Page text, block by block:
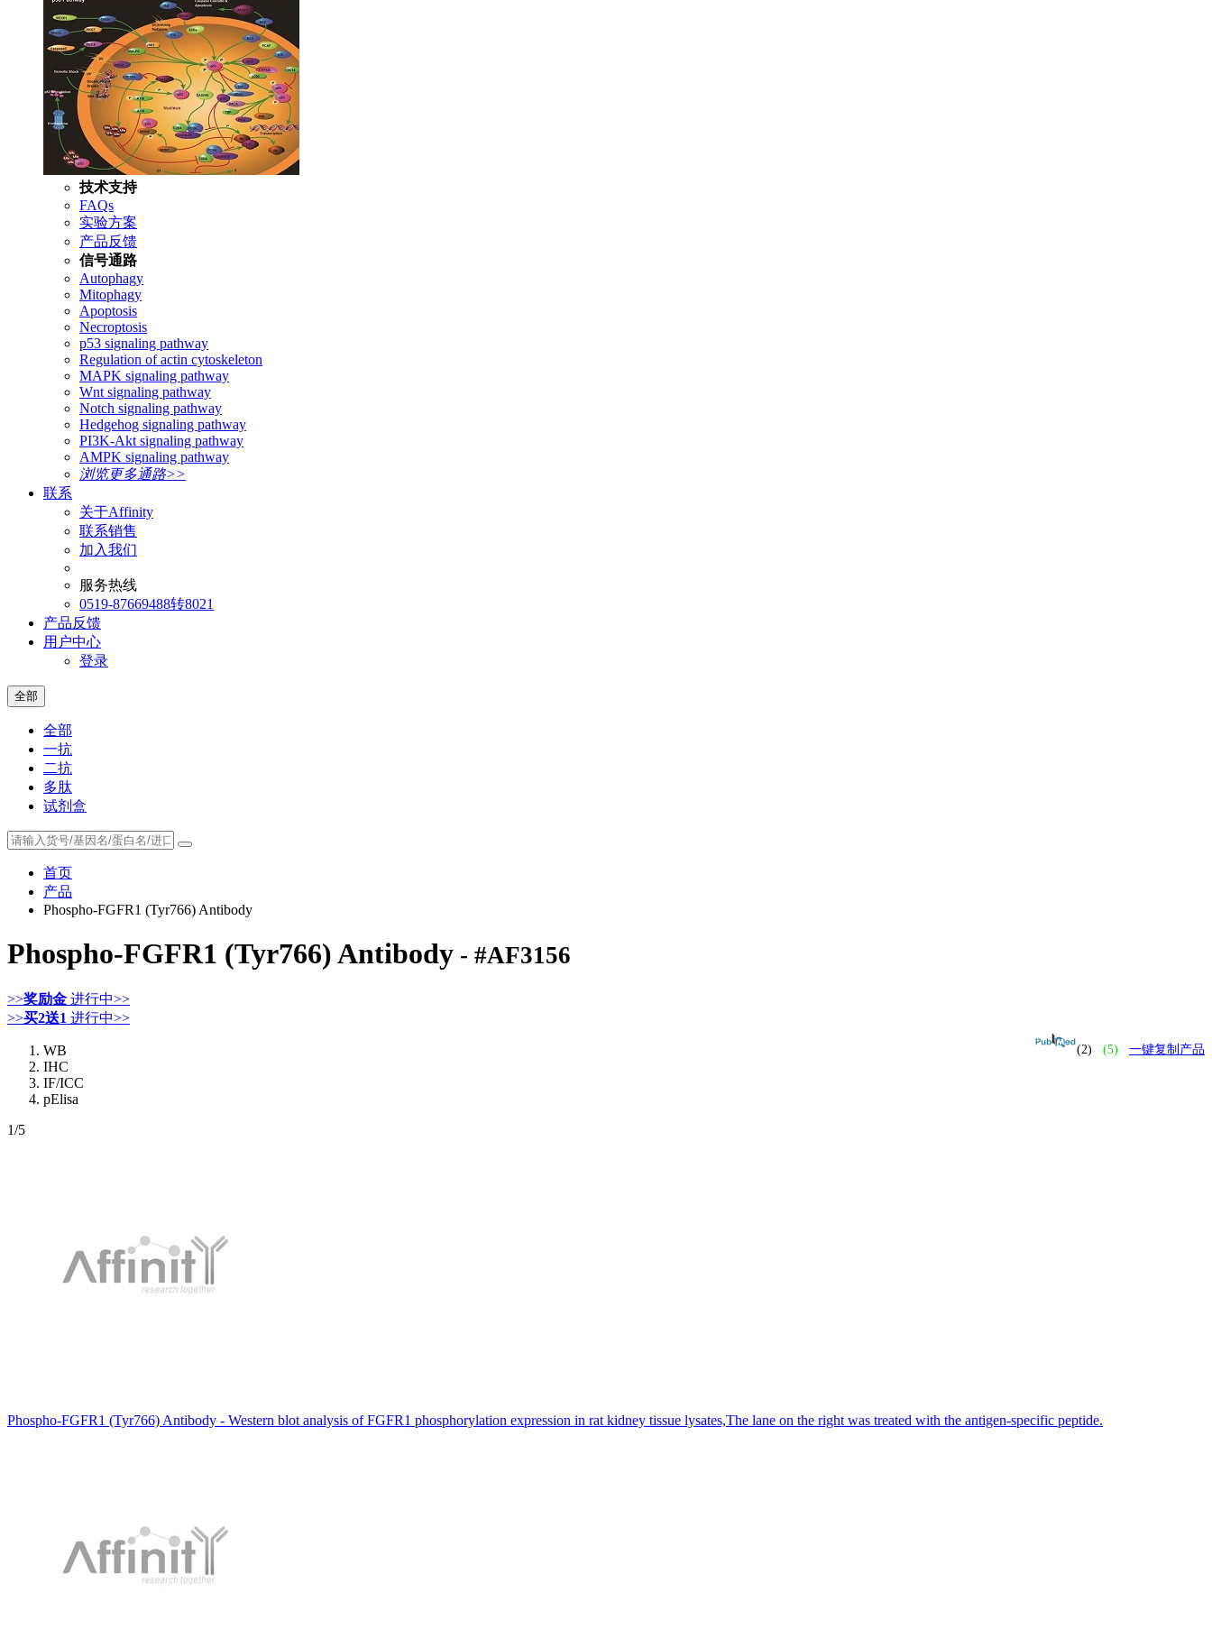
技术支持
FAQs
实验方案
产品反馈
信号通路
Autophagy
Mitophagy
Apoptosis
Necroptosis
p53 signaling pathway
Regulation of actin cytoskeleton
MAPK signaling pathway
Wnt signaling pathway
Notch signaling pathway
Hedgehog signaling pathway
PI3K-Akt signaling pathway
AMPK signaling pathway
浏览更多通路>>
联系
关于Affinity
联系销售
加入我们
服务热线
0519-87669488转8021
产品反馈
用户中心
登录
全部
全部
一抗
二抗
多肽
试剂盒
首页
产品
Phospho-FGFR1 (Tyr766) Antibody
Phospho-FGFR1 (Tyr766) Antibody - #AF3156
>>奖励金 进行中>>
>>买2送1 进行中>>
(2) (5) 一键复制产品
WB
IHC
IF/ICC
pElisa
1/5
Phospho-FGFR1 (Tyr766) Antibody - Western blot analysis of FGFR1 phosphorylation expression in rat kidney tissue lysates,The lane on the right was treated with the antigen-specific peptide.